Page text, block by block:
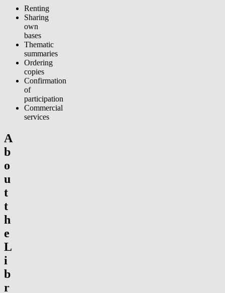
Renting
Sharing
own
bases
Thematic
summaries
Ordering
copies
Confirmation
of
participation
Commercial
services
A
b
o
u
t
t
h
e
L
i
b
r